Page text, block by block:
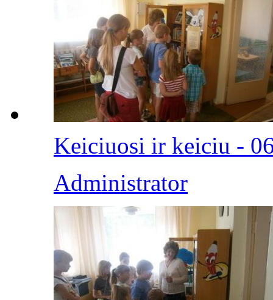
Keiciuosi ir keiciu -
Administrator